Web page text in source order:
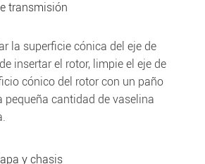
transmisión
la superficie cónica del eje de
insertar el rotor, limpie el eje de
cónico del rotor con un paño
pequeña cantidad de vaselina
y chasis